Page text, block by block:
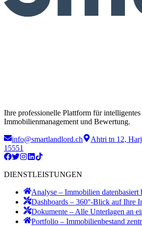
Ihre professionelle Plattform für intelligentes
Immobilienmanagement und Bewertung.
info@smartlandlord.ch
Ahtri tn 12,
15551
DIENSTLEISTUNGEN
Analyse – Immobilien datenbasiert
Dashboards – 360°-Blick auf Ihre
Dokumente – Alle Unterlagen an
Portfolio – Immobilienbestand